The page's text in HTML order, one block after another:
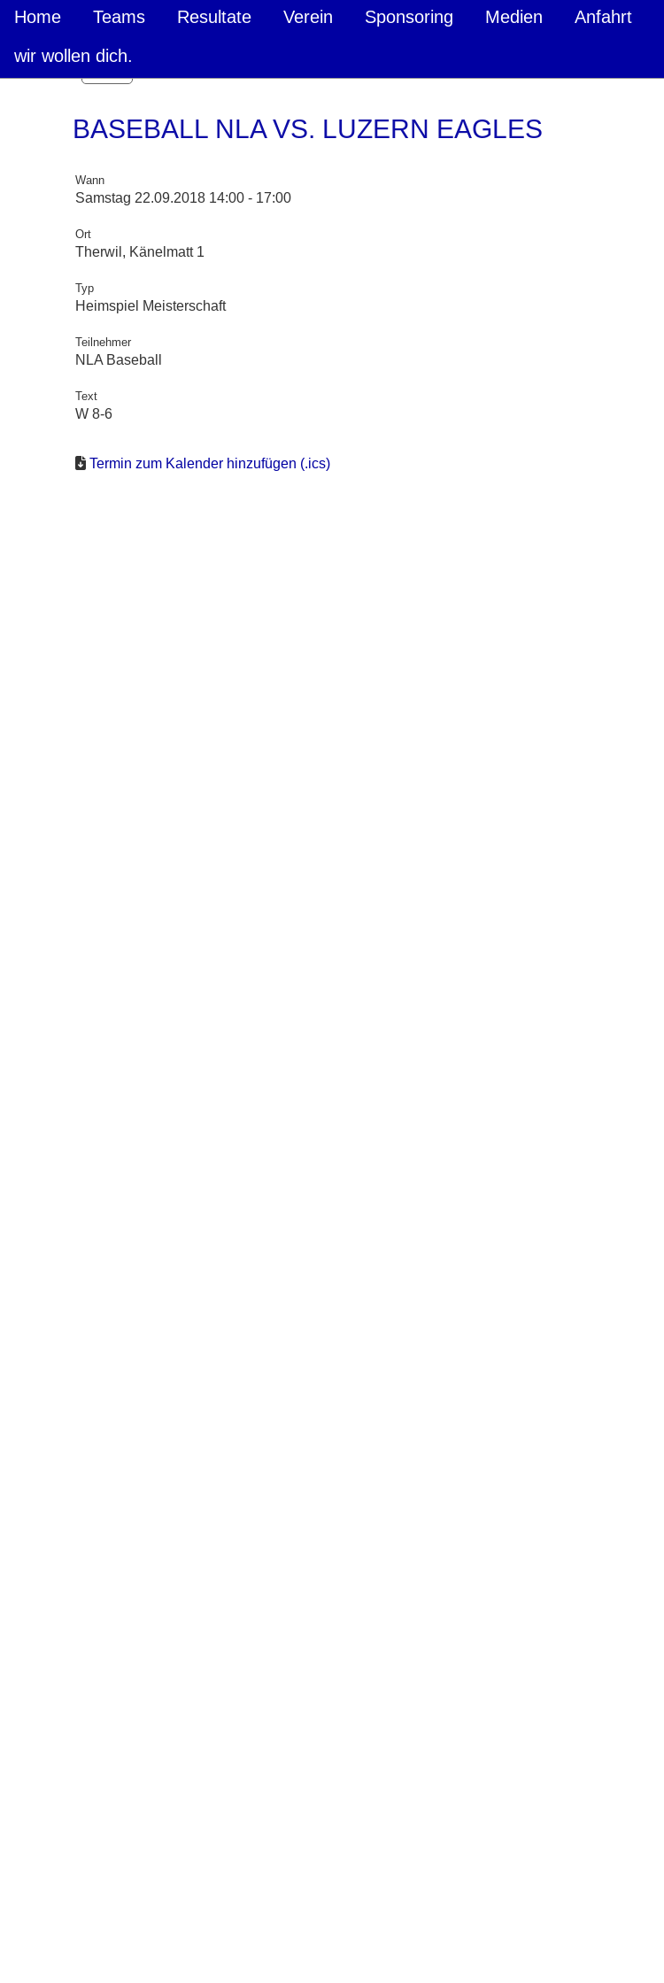
Home Teams Resultate Verein Sponsoring Medien Anfahrt
wir wollen dich.
BASEBALL NLA VS. LUZERN EAGLES
Wann
Samstag 22.09.2018 14:00 - 17:00
Ort
Therwil, Känelmatt 1
Typ
Heimspiel Meisterschaft
Teilnehmer
NLA Baseball
Text
W 8-6
Termin zum Kalender hinzufügen (.ics)